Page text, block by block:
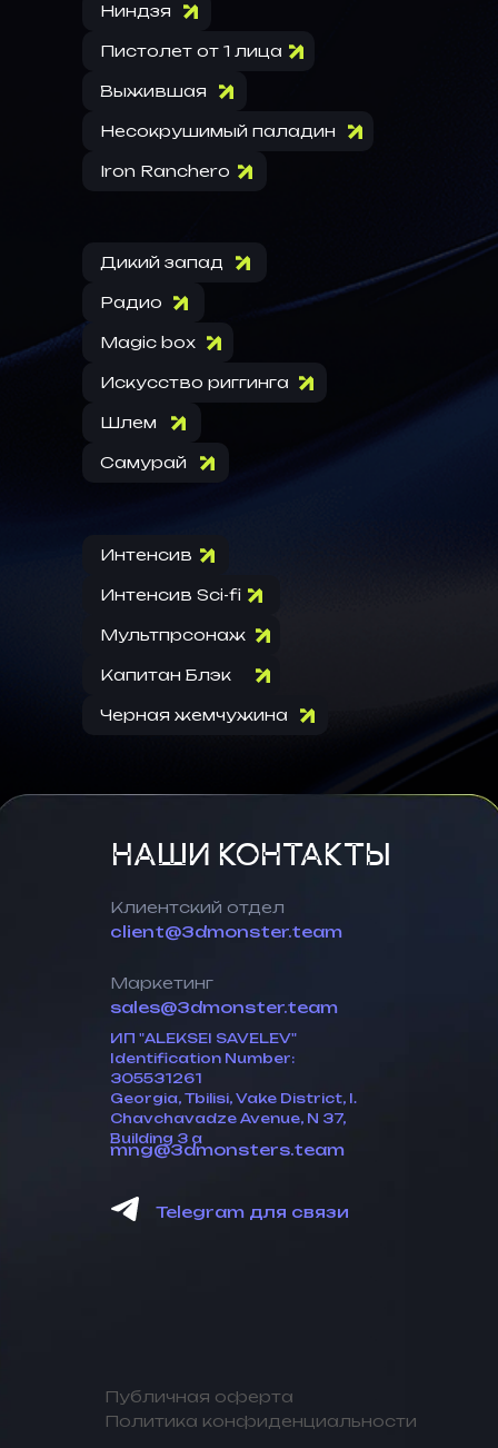
НАШИ КОНТАКТЫ
mng@3dmonsters.team
Маркетинг
sales@3dmonster.team
ИП "ALEKSEI SAVELEV"
Identification Number:
305531261
Georgia, Tbilisi, Vake District, I.
Chavchavadze Avenue, N 37,
Building 3 a
Клиентский отдел
client@3dmonster.team
Telegram для связи
Политика конфиденциальности
Публичная оферта
Ниндзя
Пистолет от 1 лица
Выжившая
Несокрушимый паладин
Iron Ranchero
Дикий запад
Радио
Magic box
Искусство риггинга
Шлем
Самурай
Интенсив
Интенсив Sci-fi
Мультпрсонаж
Капитан Блэк
Черная жемчужина